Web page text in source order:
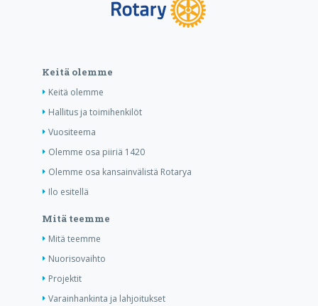
Keitä olemme
Keitä olemme
Hallitus ja toimihenkilöt
Vuositeema
Olemme osa piiriä 1420
Olemme osa kansainvälistä Rotarya
Ilo esitellä
Mitä teemme
Mitä teemme
Nuorisovaihto
Projektit
Varainhankinta ja lahjoitukset